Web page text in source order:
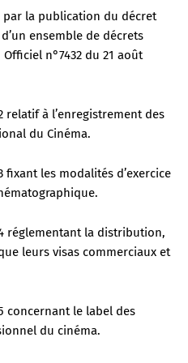
d
o
par la publication du décret
ensemble de décrets
n°7432 du 21 août
relatif à l’enregistrement des
du Cinéma.
fixant les modalités d’exercice
réglementant la distribution,
leurs visas commerciaux et
concernant le label des
du cinéma.